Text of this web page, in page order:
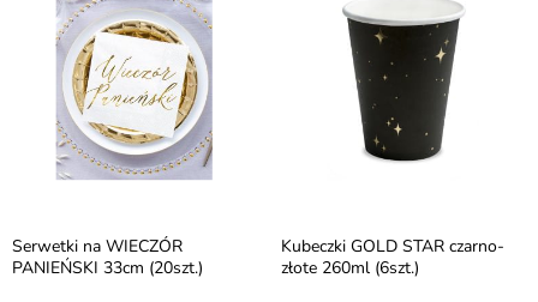
Serwetki na WIECZÓR
PANIEŃSKI 33cm (20szt.)
Kubeczki GOLD STAR czarno-
złote 260ml (6szt.)